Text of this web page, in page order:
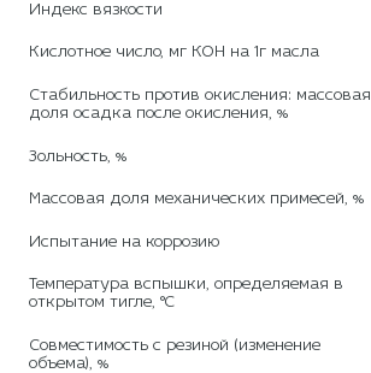
Индекс вязкости
Кислотное число, мг КОН на 1г масла
Стабильность против окисления: массовая
доля осадка после окисления, %
Зольность, %
Массовая доля механических примесей, %
Испытание на коррозию
Температура вспышки, определяемая в
открытом тигле, °С
Совместимость с резиной (изменение
объема), %